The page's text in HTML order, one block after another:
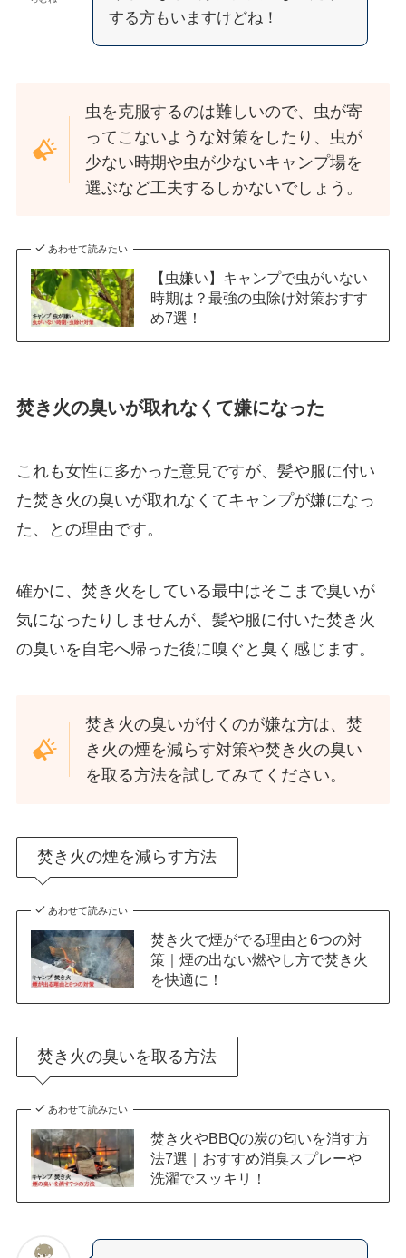
する方もいますけどね！
虫を克服するのは難しいので、虫が寄
ってこないような対策をしたり、虫が
少ない時期や虫が少ないキャンプ場を
選ぶなど工夫するしかないでしょう。
あわせて読みたい
【虫嫌い】キャンプで虫がいない
時期は？最強の虫除け対策おすす
め7選！
焚き火の臭いが取れなくて嫌になった
これも女性に多かった意見ですが、髪や服に付い
た焚き火の臭いが取れなくてキャンプが嫌になっ
た、との理由です。
確かに、焚き火をしている最中はそこまで臭いが
気になったりしませんが、髪や服に付いた焚き火
の臭いを自宅へ帰った後に嗅ぐと臭く感じます。
焚き火の臭いが付くのが嫌な方は、焚
き火の煙を減らす対策や焚き火の臭い
を取る方法を試してみてください。
焚き火の煙を減らす方法
あわせて読みたい
焚き火で煙がでる理由と6つの対
策｜煙の出ない燃やし方で焚き火
を快適に！
焚き火の臭いを取る方法
あわせて読みたい
焚き火やBBQの炭の匂いを消す方
法7選｜おすすめ消臭スプレーや
洗濯でスッキリ！